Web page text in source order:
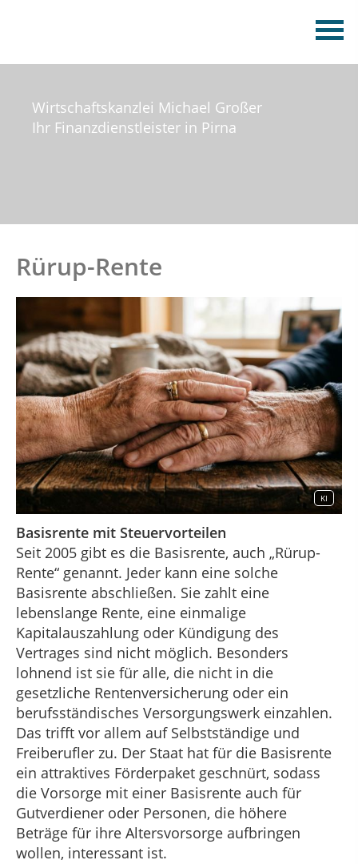
Wirtschaftskanzlei Michael Großer
Ihr Finanzdienstleister in Pirna
Rürup-Rente
KI
Basisrente mit Steuervorteilen
Seit 2005 gibt es die Basisrente, auch „Rürup-
Rente“ genannt. Jeder kann eine solche
Basisrente abschließen. Sie zahlt eine
lebenslange Rente, eine einmalige
Kapitalauszahlung oder Kündigung des
Vertrages sind nicht möglich. Besonders
lohnend ist sie für alle, die nicht in die
gesetzliche Rentenversicherung oder ein
berufsständisches Versorgungswerk einzahlen.
Das trifft vor allem auf Selbstständige und
Freiberufler zu. Der Staat hat für die Basisrente
ein attraktives Förderpaket geschnürt, sodass
die Vorsorge mit einer Basisrente auch für
Gutverdiener oder Personen, die höhere
Beträge für ihre Altersvorsorge aufbringen
wollen, interessant ist.